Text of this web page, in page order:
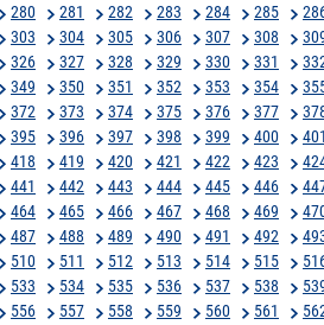
280 281 282 283 284 285
303 304 305 306 307 308
326 327 328 329 330 331
349 350 351 352 353 354
372 373 374 375 376 377
395 396 397 398 399 400 401
418 419 420 421 422 423
441 442 443 444 445 446
464 465 466 467 468 469
487 488 489 490 491 492
510 511 512 513 514 515
533 534 535 536 537 538
556 557 558 559 560 561